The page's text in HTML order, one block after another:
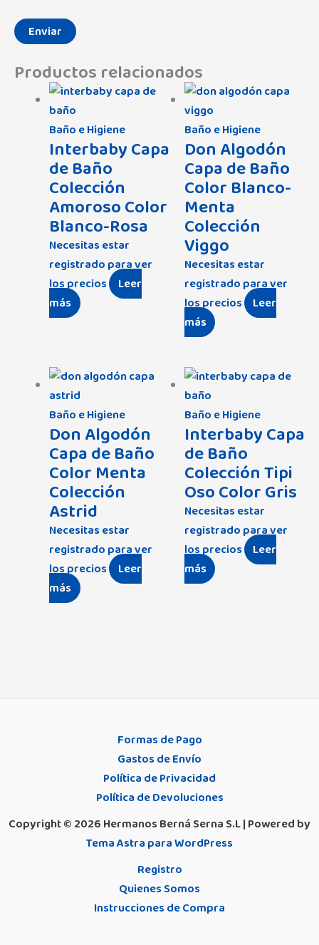
Productos relacionados
Baño e Higiene
Interbaby Capa
de Baño
Colección
Amoroso Color
Blanco-Rosa
Necesitas estar
registrado para ver
los precios
Leer
más
Baño e Higiene
Don Algodón
Capa de Baño
Color Blanco-
Menta
Colección
Viggo
Necesitas estar
registrado para ver
los precios
Leer
más
Baño e Higiene
Don Algodón
Capa de Baño
Color Menta
Colección
Astrid
Necesitas estar
registrado para ver
los precios
Leer
más
Baño e Higiene
Interbaby Capa
de Baño
Colección Tipi
Oso Color Gris
Necesitas estar
registrado para ver
los precios
Leer
más
Formas de Pago
Gastos de Envío
Política de Privacidad
Política de Devoluciones
Copyright © 2026 Hermanos Berná Serna S.L | Powered by
Tema Astra para WordPress
Registro
Quienes Somos
Instrucciones de Compra